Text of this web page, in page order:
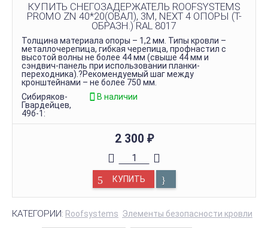
КУПИТЬ СНЕГОЗАДЕРЖАТЕЛЬ ROOFSYSTEMS
PROMO ZN 40*20(ОВАЛ), 3М, NEXT 4 ОПОРЫ (Т-
ОБРАЗН.) RAL 8017
Толщина материала опоры – 1,2 мм. Типы кровли –
металлочерепица, гибкая черепица, профнастил с
высотой волны не более 44 мм (свыше 44 мм и
сэндвич-панель при использовании планки-
переходника).?Рекомендуемый шаг между
кронштейнами – не более 750 мм.
Сибиряков-
Гвардейцев,
49б-1:
В наличии
2 300 ₽
КУПИТЬ
КАТЕГОРИИ: Roofsystems Элементы безопасности кровли